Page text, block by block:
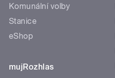
Komunální volby
Stanice
eShop
mujRozhlas